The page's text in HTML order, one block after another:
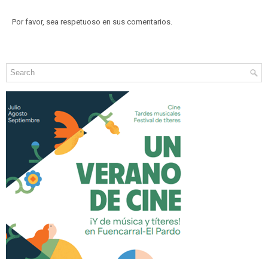
Por favor, sea respetuoso en sus comentarios.